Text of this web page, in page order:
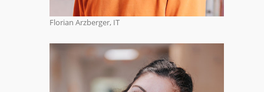
Florian Arzberger, IT